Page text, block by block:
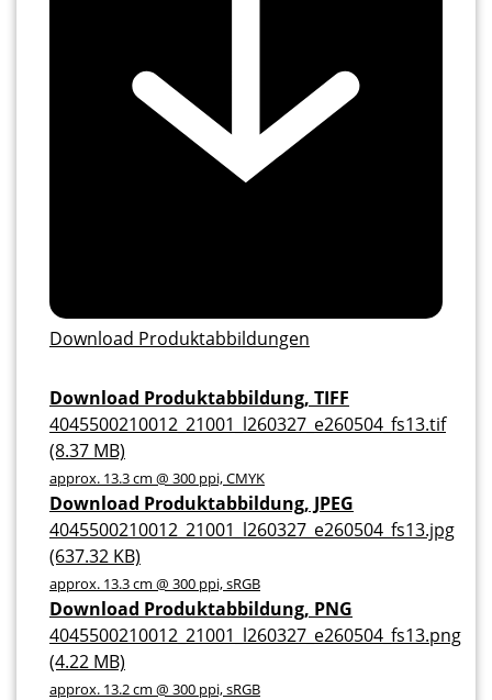
Download Produktabbildungen
Download Produktabbildung, TIFF
4045500210012_21001_l260327_e260504_fs13.tif
(8.37 MB)
approx. 13.3 cm @ 300 ppi, CMYK
Download Produktabbildung, JPEG
4045500210012_21001_l260327_e260504_fs13.jpg
(637.32 KB)
approx. 13.3 cm @ 300 ppi, sRGB
Download Produktabbildung, PNG
4045500210012_21001_l260327_e260504_fs13.png
(4.22 MB)
approx. 13.2 cm @ 300 ppi, sRGB